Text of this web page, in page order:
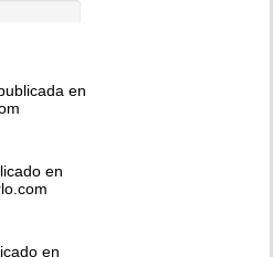
en
en
en